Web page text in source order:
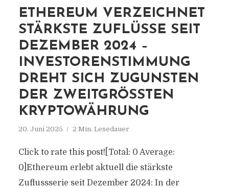
ETHEREUM VERZEICHNET
STÄRKSTE ZUFLÜSSE SEIT
DEZEMBER 2024 –
INVESTORENSTIMMUNG
DREHT SICH ZUGUNSTEN
DER ZWEITGRÖSSTEN K
RYPTOWÄHRUNG
20. Juni 2025 2 Min. Lesedauer
Click to rate this post![Total: 0 Average:
0]Ethereum erlebt aktuell die stärkste
Zuflussserie seit Dezember 2024: In der